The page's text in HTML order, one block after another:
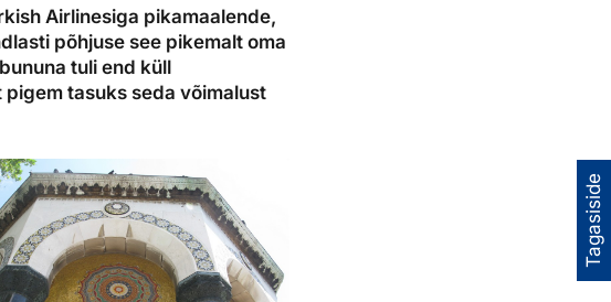
Tagasiside
Airlinesiga pikamaalende,
põhjuse see pikemalt oma
tuli end küll
tasuks seda võimalust